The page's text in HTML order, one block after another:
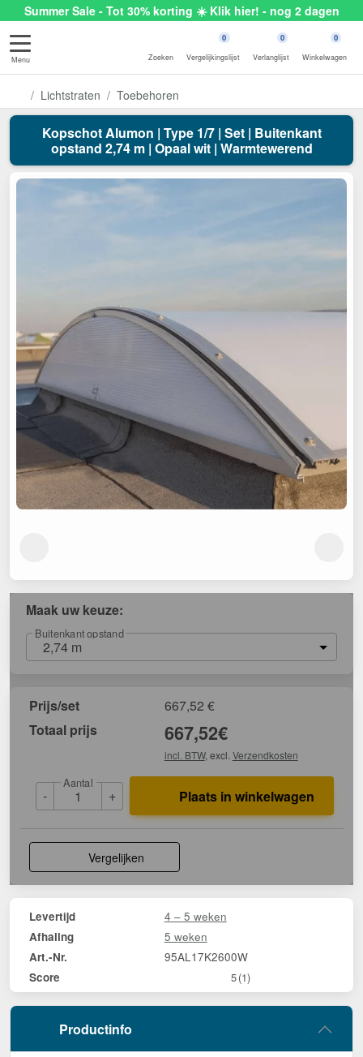
Summer Sale - Tot 30% korting ☀️ Klik hier! - nog 2 dagen
Menu Zoeken
0
Vergelijkingslijst
0
Verlanglijst
0
Winkelwagen
Lichtstraten Toebehoren
Kopschot Alumon | Type 1/7 | Set | Buitenkant
opstand 2,74 m | Opaal wit | Warmtewerend
Maak uw keuze:
Buitenkant opstand
2,74 m
Prijs/set 667,52 €
Totaal prijs
667,52€
incl. BTW, excl. Verzendkosten
-
Aantal
+ Plaats in winkelwagen
Vergelijken
Levertijd 4 – 5 weken
Afhaling 5 weken
Art.-Nr. 95AL17K2600W
Score 5(1)
Productinfo